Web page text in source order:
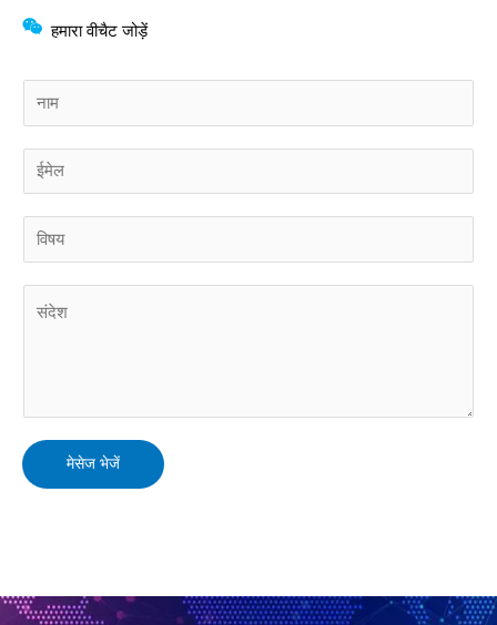
हमारा वीचैट जोड़ें
म
*
मे
ल
ष
य
सं
दे
श
मेसेज भेजें